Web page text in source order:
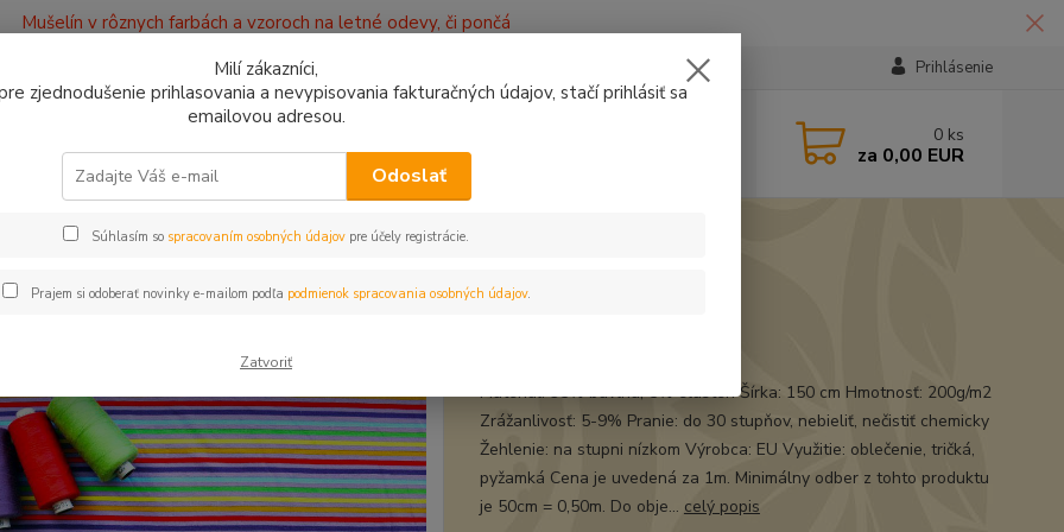
Mušelín v rôznych farbách a vzoroch na letné odevy, či pončá
Prihlásenie
0 ks
za 0,00 EUR
Úplet a teplákovina Úplet Pásik fialový
Pásik fialový
Materiál: 95% bavlna, 5% elasten Šírka: 150 cm Hmotnosť: 200g/m2
Zrážanlivosť: 5-9% Pranie: do 30 stupňov, nebieliť, nečistiť chemicky
Žehlenie: na stupni nízkom Výrobca: EU Využitie: oblečenie, tričká,
pyžamká Cena je uvedená za 1m. Minimálny odber z tohto produktu
je 50cm = 0,50m. Do obje... celý popis
Milí zákazníci,
zjednodušenie prihlasovania a nevypisovania fakturačných údajov, stačí prihlásiť sa
emailovou adresou.
Odoslať
Súhlasím so spracovaním osobných údajov pre účely registrácie.
Prajem si odoberať novinky e-mailom podľa podmienok spracovania osobných údajov.
Zatvoriť